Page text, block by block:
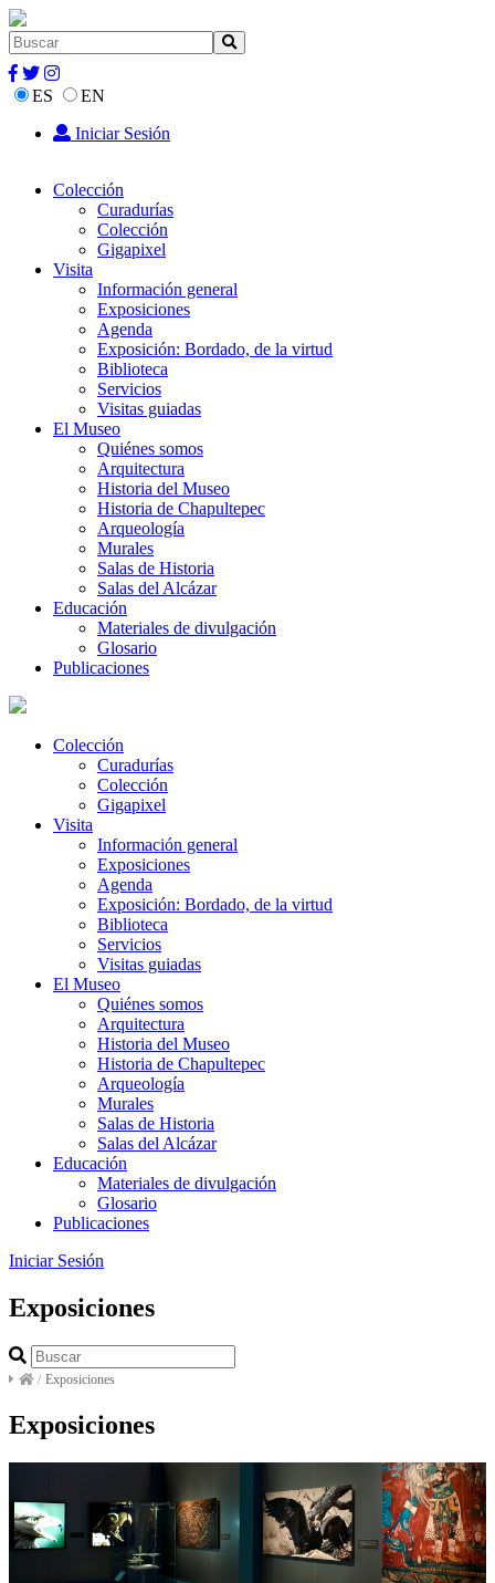
ES
EN
Iniciar Sesión
Colección
Curadurías
Colección
Gigapixel
Visita
Información general
Exposiciones
Agenda
Exposición: Bordado, de la virtud
Biblioteca
Servicios
Visitas guiadas
El Museo
Quiénes somos
Arquitectura
Historia del Museo
Historia de Chapultepec
Arqueología
Murales
Salas de Historia
Salas del Alcázar
Educación
Materiales de divulgación
Glosario
Publicaciones
Colección
Curadurías
Colección
Gigapixel
Visita
Información general
Exposiciones
Agenda
Exposición: Bordado, de la virtud
Biblioteca
Servicios
Visitas guiadas
El Museo
Quiénes somos
Arquitectura
Historia del Museo
Historia de Chapultepec
Arqueología
Murales
Salas de Historia
Salas del Alcázar
Educación
Materiales de divulgación
Glosario
Publicaciones
Iniciar Sesión
Exposiciones
/ Exposiciones
Exposiciones